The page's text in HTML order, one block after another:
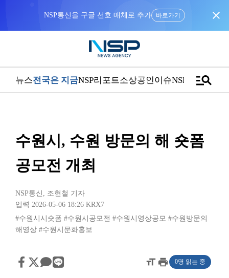
NSP통신을 구글 선호 매체로 추가 바로가기 close
뉴스전국은 지금NSP리포트소상공인이슈NSPTVmanage_search
수원시, 수원 방문의 해 숏폼
공모전 개최
NSP통신 , 조현철 기자
입력 2026-05-06 18:26 KRX7
#수원시시숏폼 #수원시공모전 #수원시영상공모 #수원방문의
해영상 #수원시문화홍보
format_sizeprint 0명 읽는 중